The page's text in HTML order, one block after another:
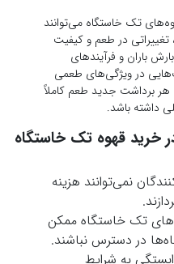
قهوه تک خاستگاه ممکن
تغییر کند.
تک خاستگاه فرصتی
و متفاوت از مناطق
پایدار:با خرید
کشاورزان محلی و
کرد.
خاستگاه به دلیل
دانه‌ها، لذت
قهوه اهمیت